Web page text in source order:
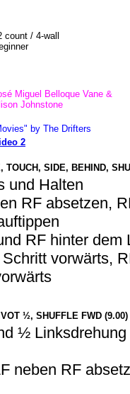
count / 4-wall
Miguel Belloque Vane &
Johnstone
by The Drifters
2
SIDE, BEHIND,
und Halten
RF absetzen,
RF hinter
vorwärts,
½, SHUFFLE FWD (9.00)
½
neben RF